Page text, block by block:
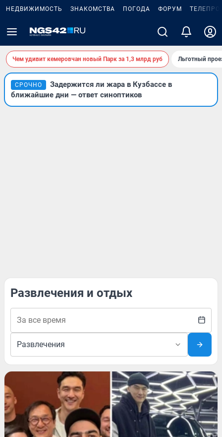
НЕДВИЖИМОСТЬ ЗНАКОМСТВА ПОГОДА ФОРУМ
Чем удивит кемеровчан новый Парк за 1,3 млрд руб Льготный
СРОЧНО
Задержится ли жара в Кузбассе в
ближайшие дни — ответ синоптиков
Развлечения и отдых